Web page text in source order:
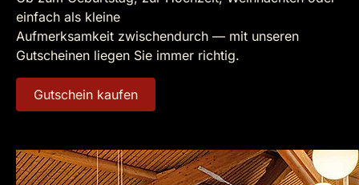
einfach als kleine
Aufmerksamkeit zwischendurch — mit unseren
Gutscheinen liegen Sie immer richtig.
Gutschein kaufen